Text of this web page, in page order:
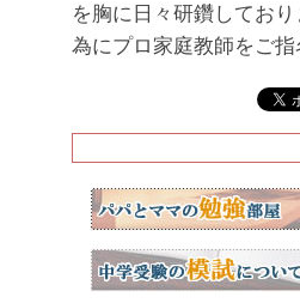
を胸に日々研鑽してお
為にプロ家庭教師をご